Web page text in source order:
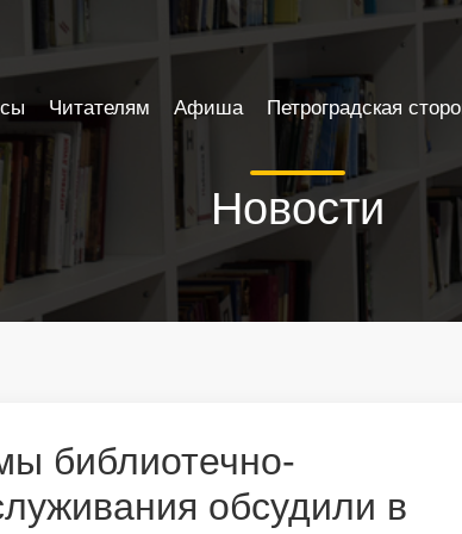
Новости
библиотечно-
обсудили в
Читателям Афиша Петроградская